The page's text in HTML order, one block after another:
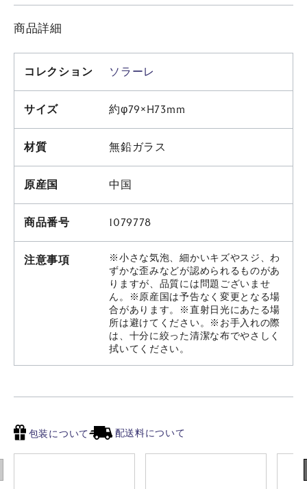
商品詳細
コレクション ソラーレ
サイズ 約φ79×H73mm
材質 無鉛ガラス
原産国 中国
商品番号 1079778
注意事項
※小さな気泡、細かいキズやスジ、わ
ずかな歪みなどが認められるものがあ
りますが、品質には問題ございませ
ん。※原産国は予告なく変更となる場
合があります。※直射日光にあたる場
所は避けてください。※お手入れの際
は、十分に絞った清潔な布でやさしく
拭いてください。
包装について 配送料について